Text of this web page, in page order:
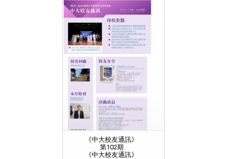
《中大校友通訊》
第102期
《中大校友通訊》